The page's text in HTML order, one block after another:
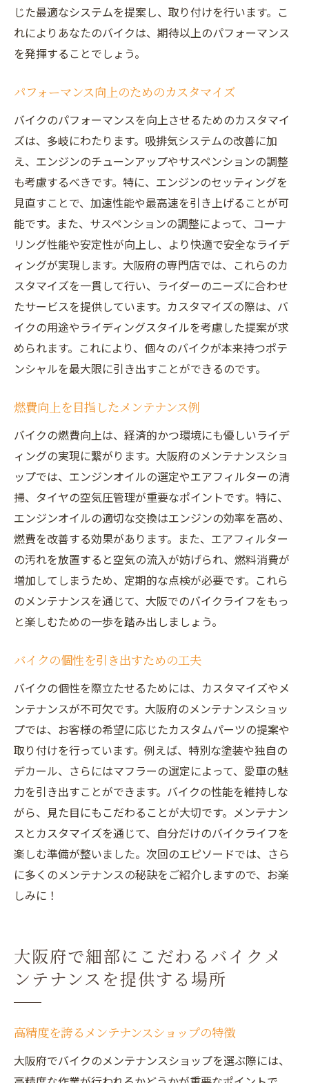
じた最適なシステムを提案し、取り付けを行います。こ
れによりあなたのバイクは、期待以上のパフォーマンス
を発揮することでしょう。
パフォーマンス向上のためのカスタマイズ
バイクのパフォーマンスを向上させるためのカスタマイ
ズは、多岐にわたります。吸排気システムの改善に加
え、エンジンのチューンアップやサスペンションの調整
も考慮するべきです。特に、エンジンのセッティングを
見直すことで、加速性能や最高速を引き上げることが可
能です。また、サスペンションの調整によって、コーナ
リング性能や安定性が向上し、より快適で安全なライデ
ィングが実現します。大阪府の専門店では、これらのカ
スタマイズを一貫して行い、ライダーのニーズに合わせ
たサービスを提供しています。カスタマイズの際は、バ
イクの用途やライディングスタイルを考慮した提案が求
められます。これにより、個々のバイクが本来持つポテ
ンシャルを最大限に引き出すことができるのです。
燃費向上を目指したメンテナンス例
バイクの燃費向上は、経済的かつ環境にも優しいライデ
ィングの実現に繋がります。大阪府のメンテナンスショ
ップでは、エンジンオイルの選定やエアフィルターの清
掃、タイヤの空気圧管理が重要なポイントです。特に、
エンジンオイルの適切な交換はエンジンの効率を高め、
燃費を改善する効果があります。また、エアフィルター
の汚れを放置すると空気の流入が妨げられ、燃料消費が
増加してしまうため、定期的な点検が必要です。これら
のメンテナンスを通じて、大阪でのバイクライフをもっ
と楽しむための一歩を踏み出しましょう。
バイクの個性を引き出すための工夫
バイクの個性を際立たせるためには、カスタマイズやメ
ンテナンスが不可欠です。大阪府のメンテナンスショッ
プでは、お客様の希望に応じたカスタムパーツの提案や
取り付けを行っています。例えば、特別な塗装や独自の
デカール、さらにはマフラーの選定によって、愛車の魅
力を引き出すことができます。バイクの性能を維持しな
がら、見た目にもこだわることが大切です。メンテナン
スとカスタマイズを通じて、自分だけのバイクライフを
楽しむ準備が整いました。次回のエピソードでは、さら
に多くのメンテナンスの秘訣をご紹介しますので、お楽
しみに！
大阪府で細部にこだわるバイクメ
ンテナンスを提供する場所
高精度を誇るメンテナンスショップの特徴
大阪府でバイクのメンテナンスショップを選ぶ際には、